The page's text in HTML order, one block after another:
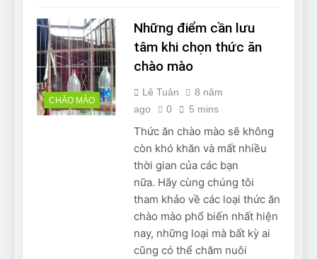
CHÀO MÀO
Những điểm cần lưu
tâm khi chọn thức ăn
chào mào
Lê Tuân
8 năm
ago
0 5 mins
Thức ăn chào mào sẽ không
còn khó khăn và mất nhiều
thời gian của các bạn
nữa. Hãy cùng chúng tôi
tham khảo về các loại thức ăn
chào mào phổ biến nhất hiện
nay, những loại mà bất kỳ ai
cũng có thể chăm nuôi